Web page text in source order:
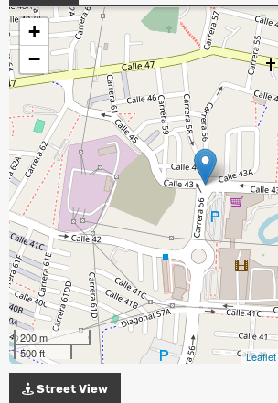
+
−
200 m
500 ft
Leaflet
Street View